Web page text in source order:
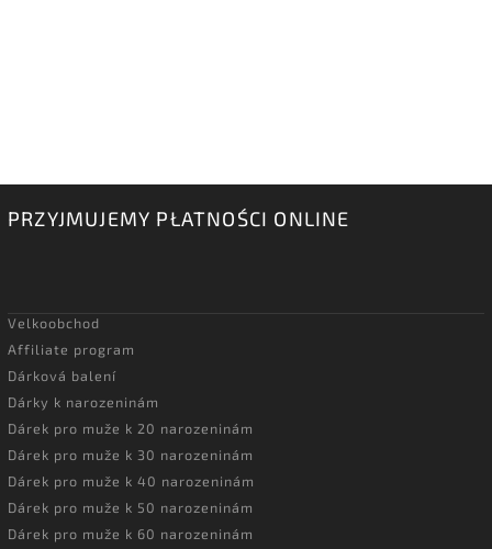
PRZYJMUJEMY PŁATNOŚCI ONLINE
Velkoobchod
Affiliate program
Dárková balení
Dárky k narozeninám
Dárek pro muže k 20 narozeninám
Dárek pro muže k 30 narozeninám
Dárek pro muže k 40 narozeninám
Dárek pro muže k 50 narozeninám
Dárek pro muže k 60 narozeninám